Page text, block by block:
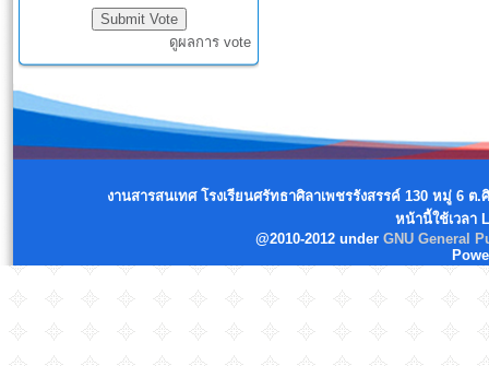
ดูผลการ vote
งานสารสนเทศ โรงเรียนศรัทธาศิลาเพชรรังสรรค์ 130 หมู่ 6
หน้านี้ใช้เวลา
@2010-2012 under GNU General